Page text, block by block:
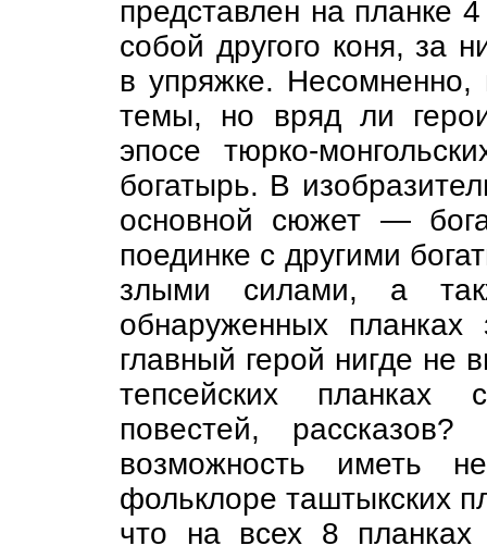
представлен на планке
собой другого коня, за
в упряжке. Несомненно,
темы, но вряд ли
эпосе тюрко-
богатырь. В
основной сюжет —
поединке с другими
злыми силами, а
обнаруженных
главный герой нигде не
тепсейских планках
повестей,
возможность иметь
фольклоре таштыкских
что на всех 8